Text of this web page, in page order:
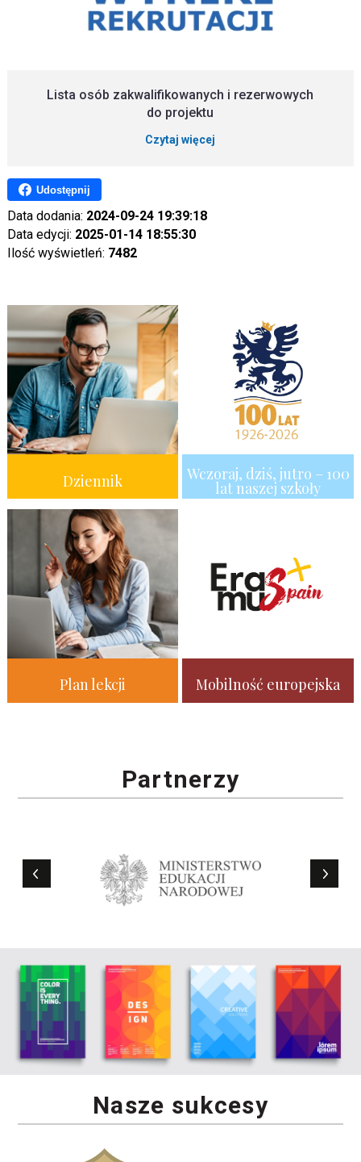
Lista osób zakwalifikowanych i rezerwowych
do projektu
Czytaj więcej
Udostępnij
Data dodania: 2024-09-24 19:39:18
Data edycji: 2025-01-14 18:55:30
Ilość wyświetleń: 7482
Dziennik Wczoraj, dziś, jutro – 100
lat naszej szkoły
Plan lekcji Mobilność europejska
Partnerzy
Nasze sukcesy